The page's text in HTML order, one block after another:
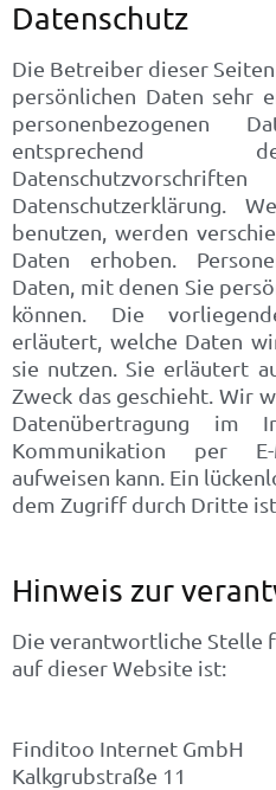
Datenschutz
Die Betreiber dieser
persönlichen Daten sehr
personenbezogenen
entsprechend
Datenschutzerklärung.
benutzen, werden
Daten erhoben.
Daten, mit denen Sie
können. Die
erläutert, welche Daten
sie nutzen. Sie erläutert
Zweck das geschieht. Wir
Datenübertragung
Kommunikation per E-
aufweisen kann. Ein
dem Zugriff durch Dritte
Hinweis zur
Die verantwortliche Stelle
auf dieser Website ist:
Finditoo Internet GmbH
Kalkgrubstraße 11